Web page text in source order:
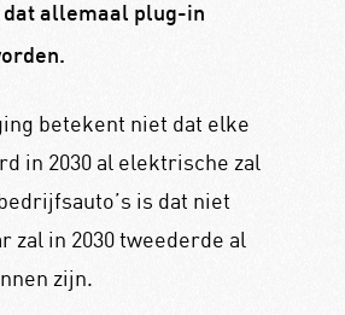
dat allemaal plug-in
betekent niet dat elke
in 2030 al elektrische zal
is dat niet
zal in 2030 tweederde al
zijn.